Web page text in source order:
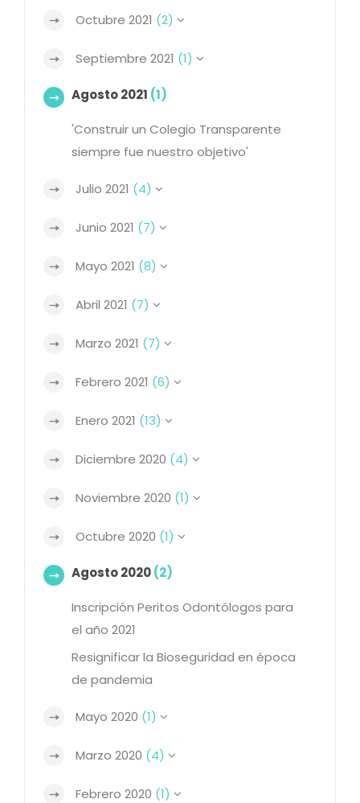
Octubre 2021 (2)
Septiembre 2021 (1)
Agosto 2021 (1)
'Construir un Colegio Transparente
siempre fue nuestro objetivo'
Julio 2021 (4)
Junio 2021 (7)
Mayo 2021 (8)
Abril 2021 (7)
Marzo 2021 (7)
Febrero 2021 (6)
Enero 2021 (13)
Diciembre 2020 (4)
Noviembre 2020 (1)
Octubre 2020 (1)
Agosto 2020(2)
Inscripción Peritos Odontólogos para
el año 2021
Resignificar la Bioseguridad en época
de pandemia
Mayo 2020 (1)
Marzo 2020 (4)
Febrero 2020 (1)